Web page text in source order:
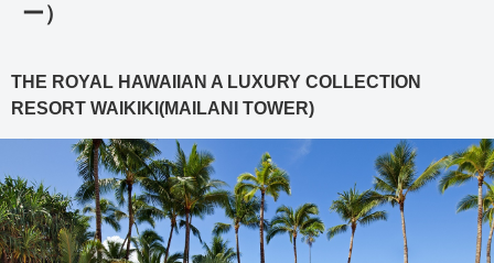
ー）
THE ROYAL HAWAIIAN A LUXURY COLLECTION
RESORT WAIKIKI(MAILANI TOWER)